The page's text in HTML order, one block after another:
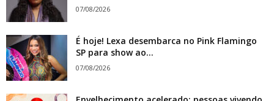
07/08/2026
É hoje! Lexa desembarca no Pink Flamingo
SP para show ao...
07/08/2026